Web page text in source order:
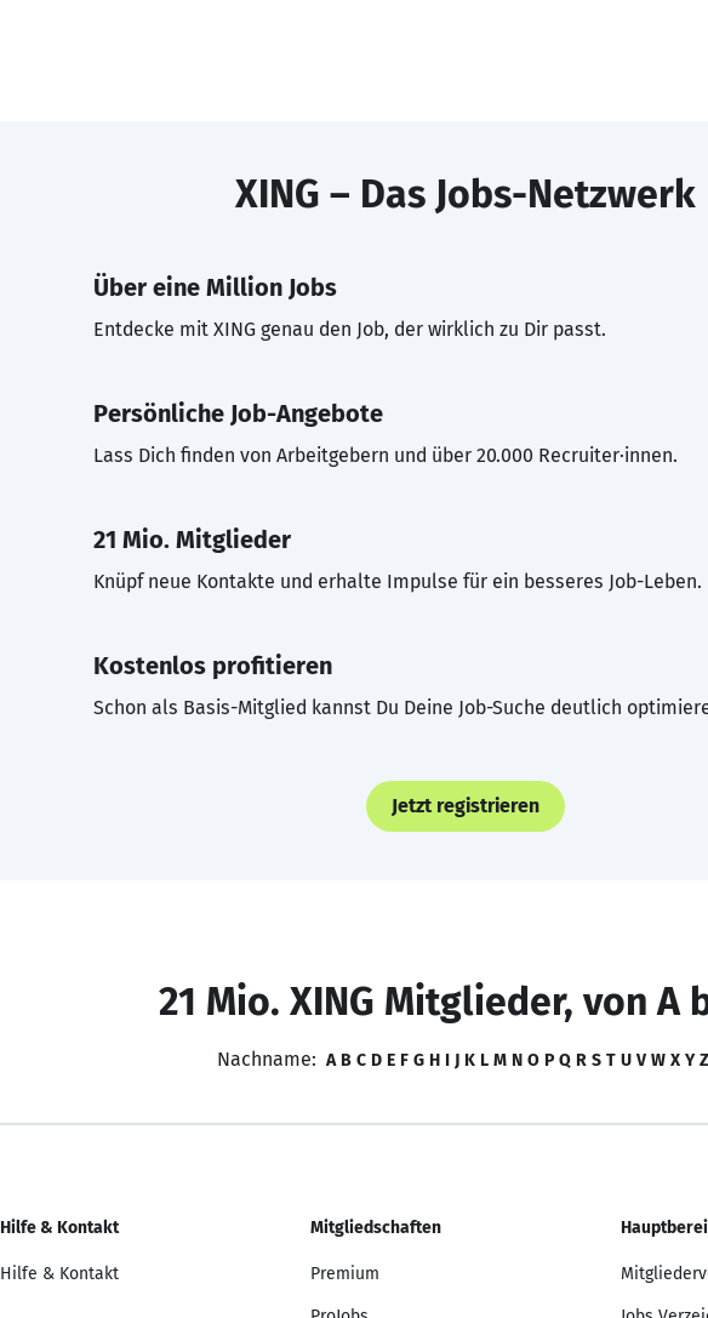
XING – Das Jobs-Netzwerk
Über eine Million Jobs
Entdecke mit XING genau den Job, der wirklich zu Dir passt.
Persönliche Job-Angebote
Lass Dich finden von Arbeitgebern und über 20.000 Recruiter·innen.
21 Mio. Mitglieder
Knüpf neue Kontakte und erhalte Impulse für ein besseres Job-Leben.
Kostenlos profitieren
Schon als Basis-Mitglied kannst Du Deine Job-Suche deutlich
Jetzt registrieren
21 Mio. XING Mitglieder, von A
Nachname: A B C D E F G H I J K L M N O P Q R S T U V W X Y Z
Hilfe & Kontakt
Hilfe & Kontakt
Mitgliedschaften
Premium